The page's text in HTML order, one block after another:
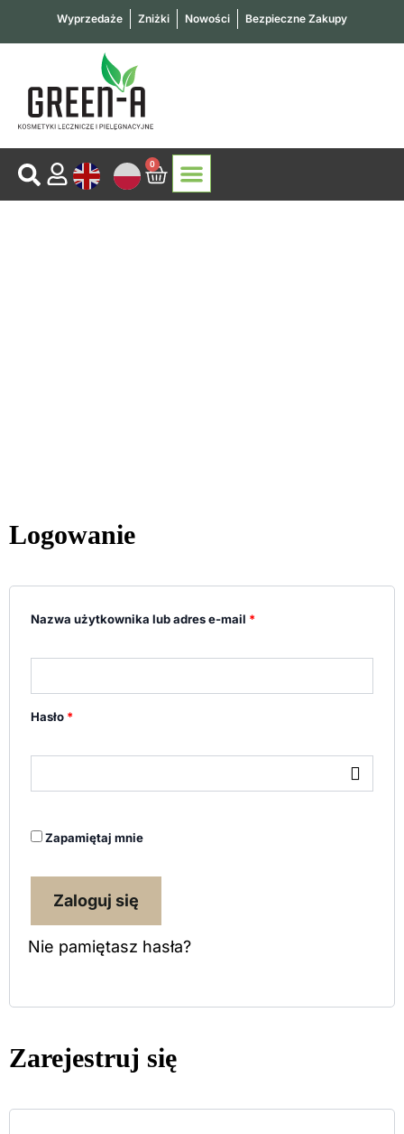
Przejdź
do
Wyprzedaże Zniżki Nowości Bezpieczne Zakupy
0
Wózek
Logowanie
Nazwa użytkownika lub adres e-mail *
Hasło *
Wymagane
Zapamiętaj mnie
Zaloguj się
Nie pamiętasz hasła?
Zarejestruj się
Wymagane